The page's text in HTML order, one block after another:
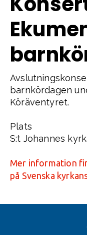
barnkördagen
Köräventyret.
Plats
S:t Johannes
Mer information
på Svenska